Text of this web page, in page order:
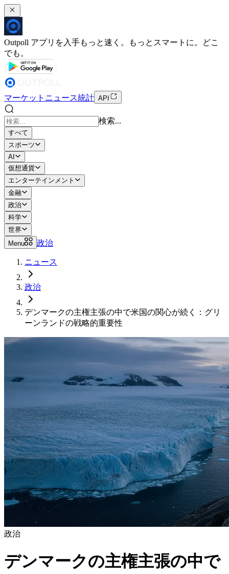
Outpoll アプリを入手もっと速く。もっとスマートに。どこ
でも。
マーケット ニュース統計 API
検索...
すべて
スポーツ
AI
仮想通貨
エンターテインメント
金融
政治
科学
世界
Menu
政治
ニュース
政治
デンマークの主権主張の中で米国の関心が続く：グリ
ーンランドの戦略的重要性
政治
デンマークの主権主張の中で